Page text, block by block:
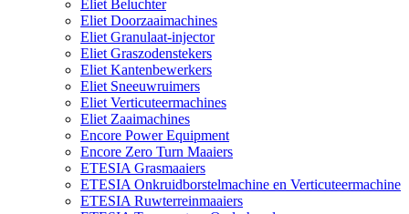
Eliet Beluchter
Eliet Doorzaaimachines
Eliet Granulaat-injector
Eliet Graszodenstekers
Eliet Kantenbewerkers
Eliet Sneeuwruimers
Eliet Verticuteermachines
Eliet Zaaimachines
Encore Power Equipment
Encore Zero Turn Maaiers
ETESIA Grasmaaiers
ETESIA Onkruidborstelmachine en Verticuteermachine
ETESIA Ruwterreinmaaiers